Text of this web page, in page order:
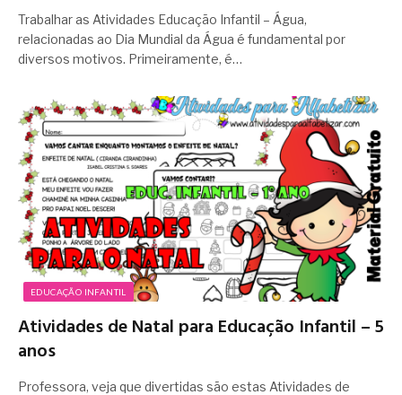
Trabalhar as Atividades Educação Infantil – Água,
relacionadas ao Dia Mundial da Água é fundamental por
diversos motivos. Primeiramente, é…
EDUCAÇÃO INFANTIL
Atividades de Natal para Educação Infantil – 5
anos
Professora, veja que divertidas são estas Atividades de